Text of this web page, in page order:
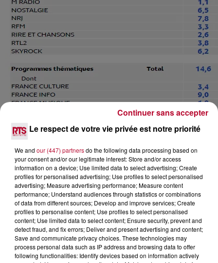
Le respect de votre vie privée est notre priorité
We and our (447) partnersdo the following data processing based on
your consent and/or our legitimate interest: Store and/or access
information on a device; Use limited data to select advertising; Create
profiles for personalised advertising; Use profiles to select personalised
advertising; Measure advertising performance; Measure content
performance; Understand audiences through statistics or combinations
of data from different sources; Develop and improve services; Create
profiles to personalise content; Use profiles to select personalised
content; Use limited data to select content; Ensure security, prevent and
detect fraud, and fix errors; Deliver and present advertising and content;
Save and communicate privacy choices. These technologies may
process personal data such as IP address and browsing data to offer
following functionalities: Identify devices based on information actively
Continuer sans accepter